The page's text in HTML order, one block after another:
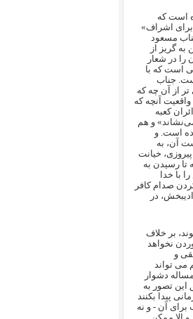
است که
برای اشراف»
مسعود
گریز از
را در شعار
است که با
جناب
از آن چه که
آنچه که
6 مرداد 66 در پیامی که به زائران کعبه
و هم
است. و
آن، به
خيانت
رسيدن به
با خدا
صدام کافر
در
بر خلاف
نخواهد
و
می تواند
مساله دشوار
این تصور به
پیدا بکنند
آن - و نه